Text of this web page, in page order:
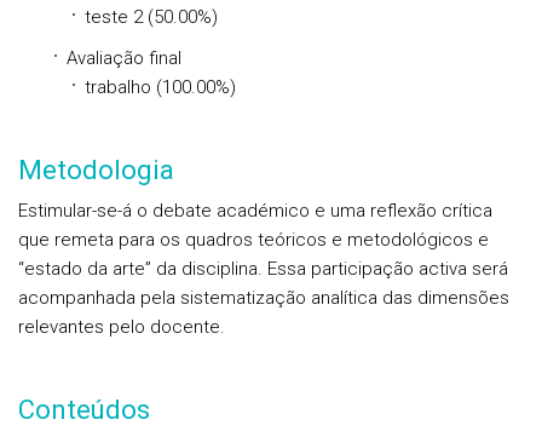
teste 2 (50.00%)
Avaliação final
trabalho (100.00%)
Metodologia
Estimular-se-á o debate académico e uma reflexão crítica
que remeta para os quadros teóricos e metodológicos e
“estado da arte” da disciplina. Essa participação activa será
acompanhada pela sistematização analítica das dimensões
relevantes pelo docente.
Conteúdos